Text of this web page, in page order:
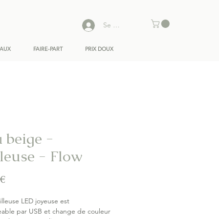
FAIRE-PART PRIX DOUX
Se connecter
beige -
- Flow
Prix
LED joyeuse est
par USB et change de couleur